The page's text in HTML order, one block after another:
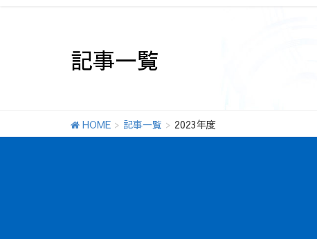
記事一覧
HOME 記事一覧 2023年度